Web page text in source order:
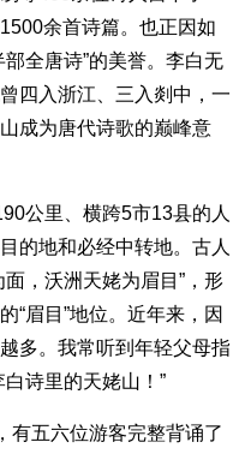
余首诗篇。也正因如
全唐诗”的美誉。李白无
四入浙江、三入剡中，一
成为唐代诗歌的巅峰意
公里、横跨5市13县的人
的地和必经中转地。古人
，沃洲天姥为眉目”，形
“眉目”地位。近年来，因
多。我常听到年轻父母指
诗里的天姥山！”
五六位游客完整背诵了